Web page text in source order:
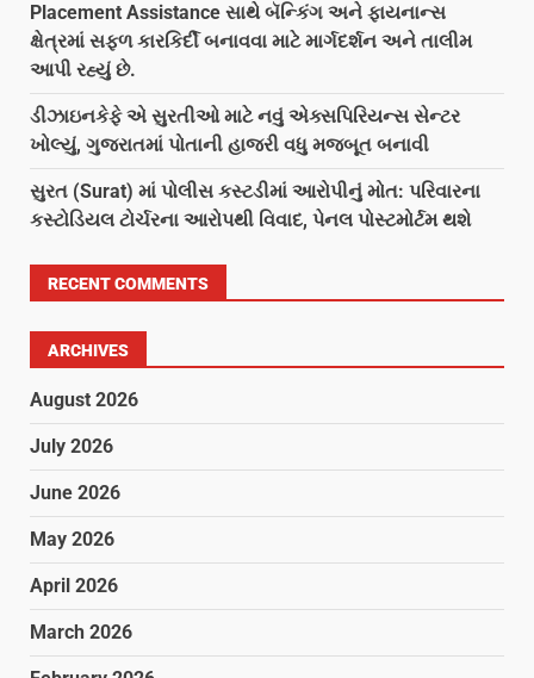
Placement Assistance સાથે બૅન્કિંગ અને ફાયનાન્સ
ક્ષેત્રમાં સફળ કારકિર્દી બનાવવા માટે માર્ગદર્શન અને તાલીમ
આપી રહ્યું છે.
ડીઝાઇનકેફે એ સુરતીઓ માટે નવું એક્સપિરિયન્સ સેન્ટર
ખોલ્યું, ગુજરાતમાં પોતાની હાજરી વધુ મજબૂત બનાવી
સુરત (Surat) માં પોલીસ કસ્ટડીમાં આરોપીનું મોત: પરિવારના
કસ્ટોડિયલ ટોર્ચરના આરોપથી વિવાદ, પેનલ પોસ્ટમોર્ટમ થશે
RECENT COMMENTS
ARCHIVES
August 2026
July 2026
June 2026
May 2026
April 2026
March 2026